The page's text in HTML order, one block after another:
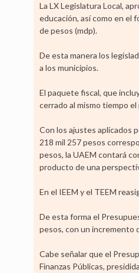
La LX Legislatura Local,
educación, así como en el
de pesos (mdp).
De esta manera los
a los municipios.
El paquete fiscal, que
cerrado al mismo tiempo
Con los ajustes aplicados
218 mil 257 pesos
pesos, la UAEM contará
producto de una
En el IEEM y el TEEM
De esta forma el
pesos, con un incremento
Cabe señalar que el
Finanzas Públicas,